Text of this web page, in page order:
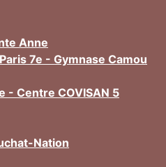
Anne
7e - Gymnase Camou
- Centre COVISAN 5
Nation